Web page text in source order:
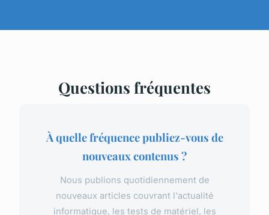
Questions fréquentes
À quelle fréquence publiez-vous de
nouveaux contenus ?
Nous publions quotidiennement de
nouveaux articles couvrant l'actualité
informatique, les tests de matériel, les